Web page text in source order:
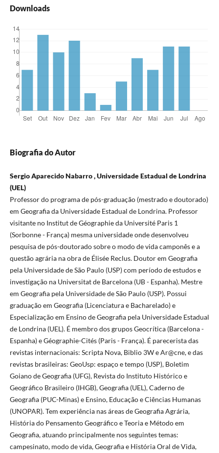
Downloads
Biografia do Autor
Sergio Aparecido Nabarro , Universidade Estadual de Londrina
(UEL)
Professor do programa de pós-graduação (mestrado e doutorado)
em Geografia da Universidade Estadual de Londrina. Professor
visitante no Institut de Géographie da Université Paris 1
(Sorbonne - França) mesma universidade onde desenvolveu
pesquisa de pós-doutorado sobre o modo de vida camponês e a
questão agrária na obra de Élisée Reclus. Doutor em Geografia
pela Universidade de São Paulo (USP) com período de estudos e
investigação na Universitat de Barcelona (UB - Espanha). Mestre
em Geografia pela Universidade de São Paulo (USP). Possui
graduação em Geografia (Licenciatura e Bacharelado) e
Especialização em Ensino de Geografia pela Universidade Estadual
de Londrina (UEL). É membro dos grupos Geocrítica (Barcelona -
Espanha) e Géographie-Cités (Paris - França). É parecerista das
revistas internacionais: Scripta Nova, Biblio 3W e Ar@cne, e das
revistas brasileiras: GeoUsp: espaço e tempo (USP), Boletim
Goiano de Geografia (UFG), Revista do Instituto Histórico e
Geográfico Brasileiro (IHGB), Geografia (UEL), Caderno de
Geografia (PUC-Minas) e Ensino, Educação e Ciências Humanas
(UNOPAR). Tem experiência nas áreas de Geografia Agrária,
História do Pensamento Geográfico e Teoria e Método em
Geografia, atuando principalmente nos seguintes temas:
campesinato, modo de vida, Geografia e História Oral de Vida,